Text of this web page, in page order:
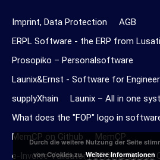
Imprint, Data Protection
AGB
ERPL Software - the ERP from
Prosopiko – Personalsoftware
Launix&Ernst - Software for
supplyXhain
Launix – All in one
What does the "FOP" logo in
MemCP on Github
MemCP
e-Invoice Validator PDF/XML Upload
Durch die weitere Nutzung der Seite
von Cookies zu.Weitere Informationen